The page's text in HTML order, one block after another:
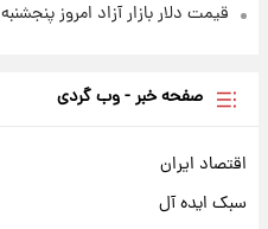
قیمت دلار بازار آزاد امروز پنجشنبه ۱۵ مرداد ۱۴۰۵ +جدول
صفحه خبر - وب گردی
اقتصاد ایران
سبک ایده آل